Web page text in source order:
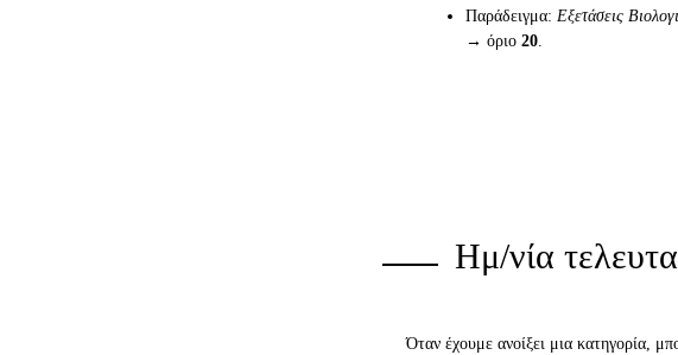
Παράδειγμα:Εξετάσεις
→ όριο20.
Ημ/νία
Όταν έχουμε ανοίξει μια κατηγορία,